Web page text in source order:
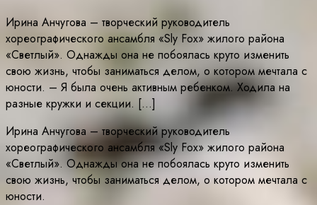
Ирина Анчугова – творческий руководитель
хореографического ансамбля «Sly Fox» жилого района
«Светлый». Однажды она не побоялась круто изменить
свою жизнь, чтобы заниматься делом, о котором мечтала с
юности. – Я была очень активным ребенком. Ходила на
разные кружки и секции. […]
Ирина Анчугова – творческий руководитель
хореографического ансамбля «Sly Fox» жилого района
«Светлый». Однажды она не побоялась круто изменить
свою жизнь, чтобы заниматься делом, о котором мечтала с
юности.